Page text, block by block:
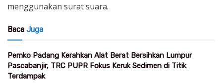
menggunakan surat suara.
Baca Juga
Pemko Padang Kerahkan Alat Berat Bersihkan Lumpur
Pascabanjir, TRC PUPR Fokus Keruk Sedimen di Titik
Terdampak